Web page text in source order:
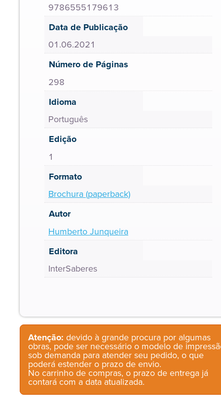
9786555179613
Data de Publicação
01.06.2021
Número de Páginas
298
Idioma
Português
Edição
1
Formato
Brochura (paperback)
Autor
Humberto Junqueira
Editora
InterSaberes
Atenção: devido à grande procura por algumas
obras, pode ser necessário o modelo de
sob demanda para atender seu pedido, o que
poderá estender o prazo de envio.
No carrinho de compras, o prazo de entrega já
contará com a data atualizada.